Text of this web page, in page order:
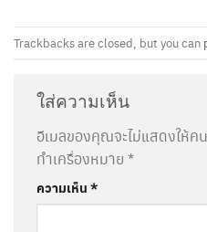
Trackbacks are closed, but you can
ใส่ความเห็น
อีเมลของคุณจะไม่แสดงให้ค
ทำเครื่องหมาย *
ความเห็น*